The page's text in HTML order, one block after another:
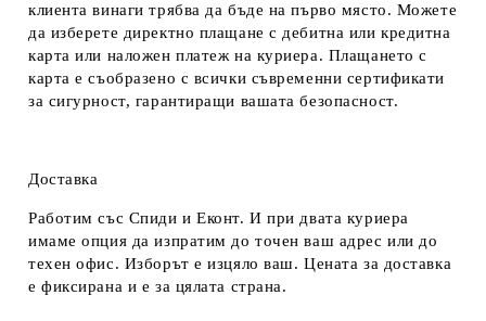
клиента винаги трябва да бъде на първо място. Можете
да изберете директно плащане с дебитна или кредитна
карта или наложен платеж на куриера. Плащането с
карта е съобразено с всички съвременни сертификати
за сигурност, гарантиращи вашата безопасност.
Доставка
Работим със Спиди и Еконт. И при двата куриера
имаме опция да изпратим до точен ваш адрес или до
техен офис. Изборът е изцяло ваш. Цената за доставка
е фиксирана и е за цялата страна.